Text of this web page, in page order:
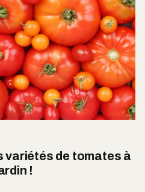
variétés de tomates à
!